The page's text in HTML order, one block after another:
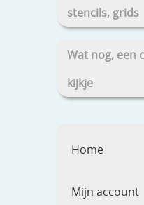
stencils, grids
Wat nog, een
kijkje
Home
Mijn account